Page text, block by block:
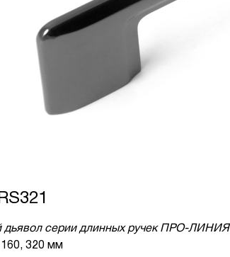
дьявол серии длинных ручек ПРО-ЛИНИЯ
160, 320 мм